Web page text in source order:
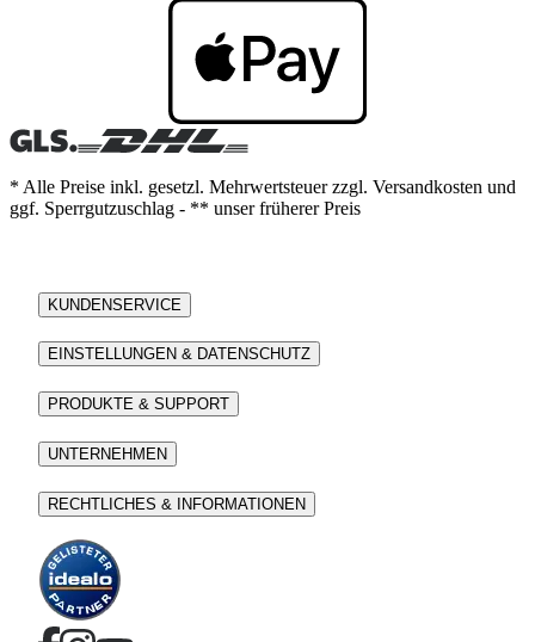
* Alle Preise inkl. gesetzl. Mehrwertsteuer zzgl. Versandkosten und
ggf. Sperrgutzuschlag - ** unser früherer Preis
KUNDENSERVICE
EINSTELLUNGEN & DATENSCHUTZ
PRODUKTE & SUPPORT
UNTERNEHMEN
RECHTLICHES & INFORMATIONEN